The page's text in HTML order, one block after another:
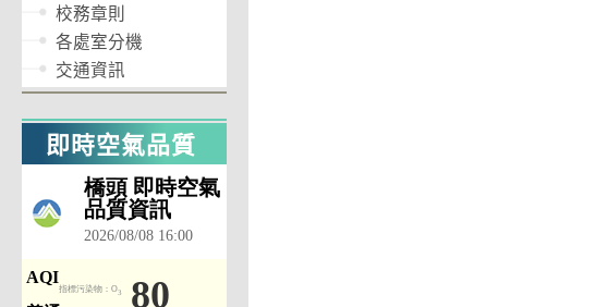
校務章則
各處室分機
交通資訊
即時空氣品質